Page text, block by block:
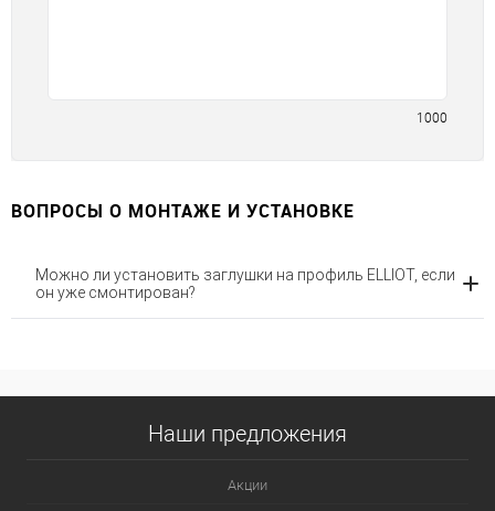
1000
ВОПРОСЫ О МОНТАЖЕ И УСТАНОВКЕ
Можно ли установить заглушки на профиль ELLIOT, если
он уже смонтирован?
Наши предложения
Акции